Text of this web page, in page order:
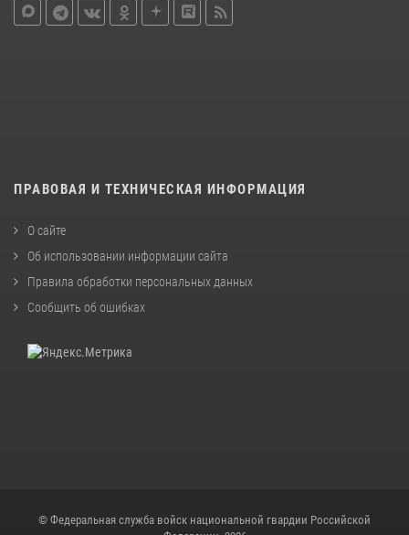
ПРАВОВАЯ И ТЕХНИЧЕСКАЯ ИНФОРМАЦИЯ
О сайте
Об использовании информации сайта
Правила обработки персональных данных
Сообщить об ошибках
© Федеральная служба войск национальной гвардии Российской